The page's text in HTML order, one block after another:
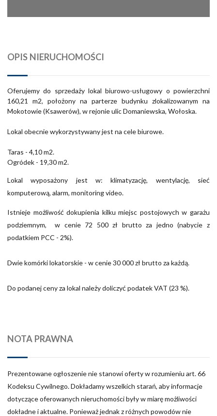
OPIS NIERUCHOMOŚCI
Oferujemy do sprzedaży lokal biurowo-usługowy o powierzchni
160,21 m2, położony na parterze budynku zlokalizowanym na
Mokotowie (Ksawerów), w rejonie ulic Domaniewska, Wołoska.
Lokal obecnie wykorzystywany jest na cele biurowe.
Taras - 4,10 m2.
Ogródek - 19,30 m2.
Lokal wyposażony jest w: klimatyzację, wentylację, sieć
komputerową, alarm, monitoring video.
Istnieje możliwość dokupienia kilku miejsc postojowych w garażu
podziemnym, w cenie 72 500 zł brutto za jedno (nabycie z
podatkiem PCC - 2%).
Dwie komórki lokatorskie - w cenie 30 000 zł brutto za każdą.
Do podanej ceny za lokal należy doliczyć podatek VAT (23 %).
NOTA PRAWNA
Prezentowane ogłoszenie nie stanowi oferty w rozumieniu art. 66
Kodeksu Cywilnego. Dokładamy wszelkich starań, aby informacje
dotyczące oferowanych nieruchomości były w miarę możliwości
dokładne i aktualne. Ponieważ jednak z różnych powodów nie